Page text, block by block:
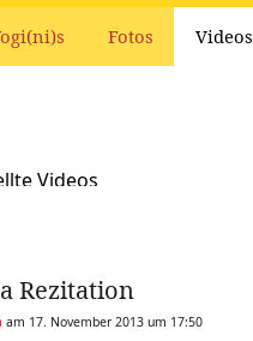
Fotos Videos
Videos
Rezitation
am 17. November 2013 um 17:50